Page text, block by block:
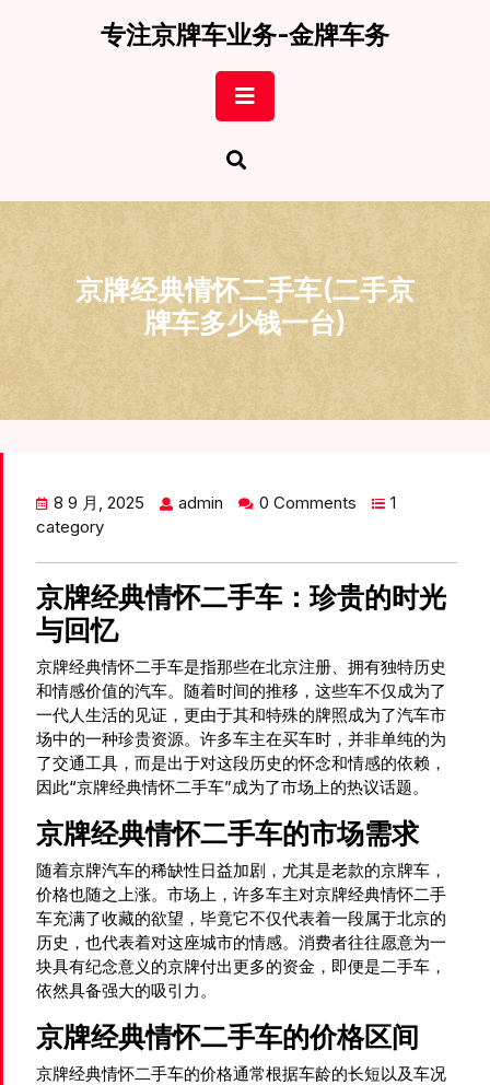
专注京牌车业务-金牌车务
Button
京牌经典情怀二手车(二手京
牌车多少钱一台)
8 9 月, 2025 admin 0 Comments
1
category
京牌经典情怀二手车：珍贵的时光
与回忆
京牌经典情怀二手车是指那些在北京注册、拥有独特历史
和情感价值的汽车。随着时间的推移，这些车不仅成为了
一代人生活的见证，更由于其和特殊的牌照成为了汽车市
场中的一种珍贵资源。许多车主在买车时，并非单纯的为
了交通工具，而是出于对这段历史的怀念和情感的依赖，
因此“京牌经典情怀二手车”成为了市场上的热议话题。
京牌经典情怀二手车的市场需求
随着京牌汽车的稀缺性日益加剧，尤其是老款的京牌车，
价格也随之上涨。市场上，许多车主对京牌经典情怀二手
车充满了收藏的欲望，毕竟它不仅代表着一段属于北京的
历史，也代表着对这座城市的情感。消费者往往愿意为一
块具有纪念意义的京牌付出更多的资金，即便是二手车，
依然具备强大的吸引力。
京牌经典情怀二手车的价格区间
京牌经典情怀二手车的价格通常根据车龄的长短以及车况